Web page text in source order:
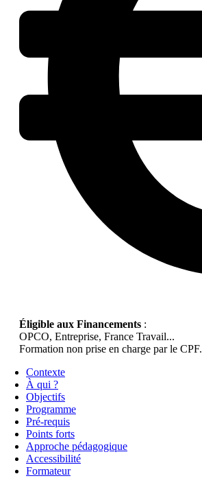
Éligible aux Financements :
OPCO, Entreprise, France Travail...
Formation non prise en charge par le CPF.
Contexte
À qui ?
Objectifs
Programme
Pré-requis
Points forts
Approche pédagogique
Accessibilité
Formateur